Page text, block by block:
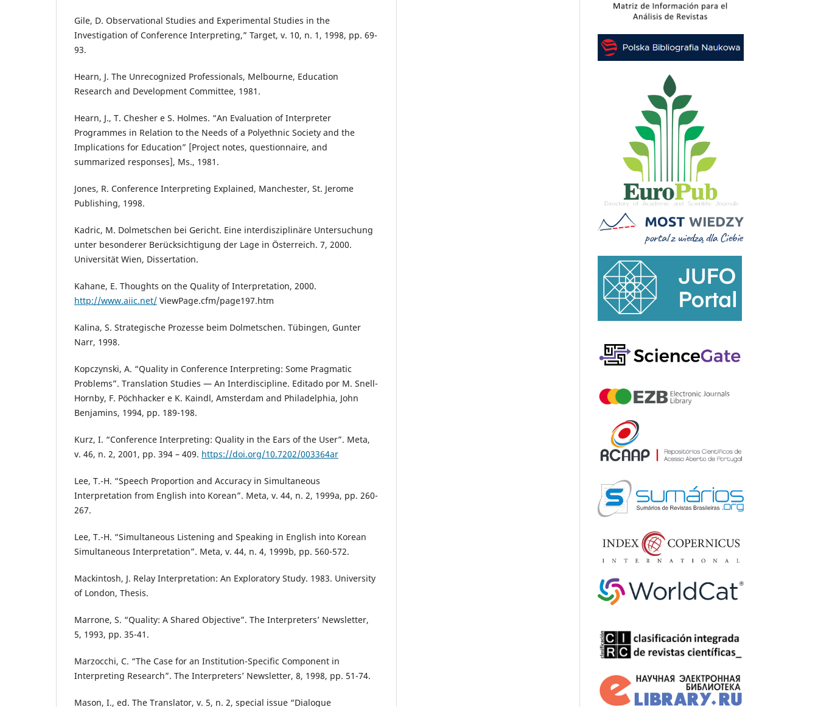
Gile, D. Observational Studies and Experimental Studies in the
Investigation of Conference Interpreting,” Target, v. 10, n. 1, 1998, pp. 69-
93.
Hearn, J. The Unrecognized Professionals, Melbourne, Education
Research and Development Committee, 1981.
Hearn, J., T. Chesher e S. Holmes. “An Evaluation of Interpreter
Programmes in Relation to the Needs of a Polyethnic Society and the
Implications for Education” [Project notes, questionnaire, and
summarized responses], Ms., 1981.
Jones, R. Conference Interpreting Explained, Manchester, St. Jerome
Publishing, 1998.
Kadric, M. Dolmetschen bei Gericht. Eine interdisziplinäre Untersuchung
unter besonderer Berücksichtigung der Lage in Österreich. 7, 2000.
Universität Wien, Dissertation.
Kahane, E. Thoughts on the Quality of Interpretation, 2000.
http://www.aiic.net/ ViewPage.cfm/page197.htm
Kalina, S. Strategische Prozesse beim Dolmetschen. Tübingen, Gunter
Narr, 1998.
Kopczynski, A. “Quality in Conference Interpreting: Some Pragmatic
Problems”. Translation Studies — An Interdiscipline. Editado por M. Snell-
Hornby, F. Pöchhacker e K. Kaindl, Amsterdam and Philadelphia, John
Benjamins, 1994, pp. 189-198.
Kurz, I. “Conference Interpreting: Quality in the Ears of the User”. Meta,
v. 46, n. 2, 2001, pp. 394 – 409. https://doi.org/10.7202/003364ar
Lee, T.-H. “Speech Proportion and Accuracy in Simultaneous
Interpretation from English into Korean”. Meta, v. 44, n. 2, 1999a, pp. 260-
267.
Lee, T.-H. “Simultaneous Listening and Speaking in English into Korean
Simultaneous Interpretation”. Meta, v. 44, n. 4, 1999b, pp. 560-572.
Mackintosh, J. Relay Interpretation: An Exploratory Study. 1983. University
of London, Thesis.
Marrone, S. “Quality: A Shared Objective”. The Interpreters’ Newsletter,
5, 1993, pp. 35-41.
Marzocchi, C. “The Case for an Institution-Specific Component in
Interpreting Research”. The Interpreters’ Newsletter, 8, 1998, pp. 51-74.
Mason, I., ed. The Translator, v. 5, n. 2, special issue “Dialogue